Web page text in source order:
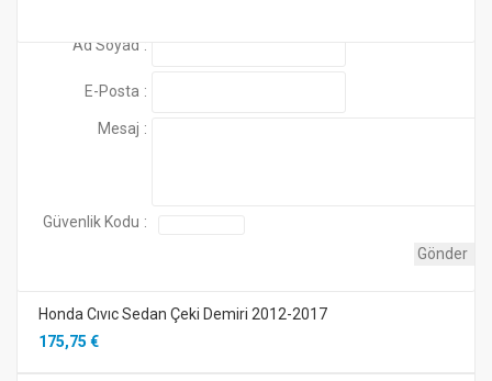
WhatsApp hattı: 0 532 236 16 43
ACCORD SERİSİ MODEL VE ARAÇ
Ad Soyad :
E-Posta :
Mesaj :
Güvenlik Kodu :
161,75 €
190,00 €
Honda Cıvıc Sedan Çeki Demiri 2012-2017
175,75 €